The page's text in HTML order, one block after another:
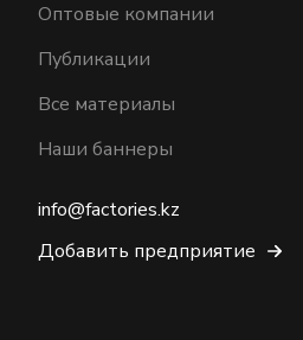
Оптовые компании
Публикации
Все материалы
Наши баннеры
info@factories.kz
Добавить предприятие